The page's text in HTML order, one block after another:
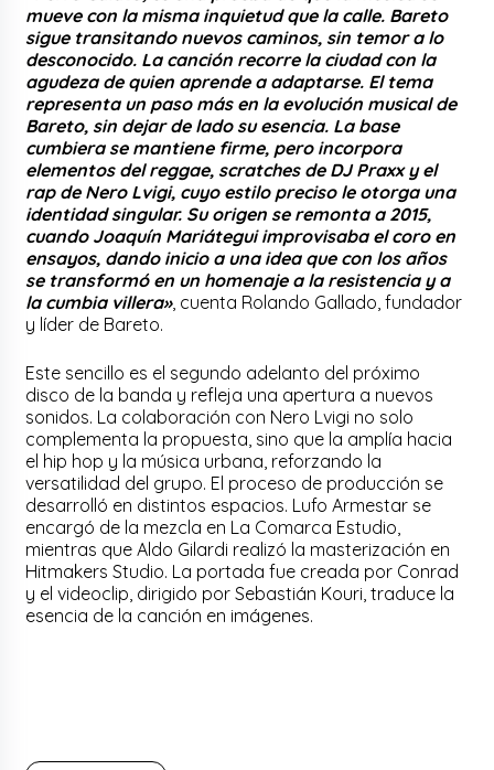
mueve con la misma inquietud que la calle. Bareto
sigue transitando nuevos caminos, sin temor a lo
desconocido. La canción recorre la ciudad con la
agudeza de quien aprende a adaptarse. El tema
representa un paso más en la evolución musical de
Bareto, sin dejar de lado su esencia. La base
cumbiera se mantiene firme, pero incorpora
elementos del reggae, scratches de DJ Praxx y el
rap de Nero Lvigi, cuyo estilo preciso le otorga una
identidad singular. Su origen se remonta a 2015,
cuando Joaquín Mariátegui improvisaba el coro en
ensayos, dando inicio a una idea que con los años
se transformó en un homenaje a la resistencia y a
la cumbia villera», cuenta Rolando Gallado, fundador
y líder de Bareto.
Este sencillo es el segundo adelanto del próximo
disco de la banda y refleja una apertura a nuevos
sonidos. La colaboración con Nero Lvigi no solo
complementa la propuesta, sino que la amplía hacia
el hip hop y la música urbana, reforzando la
versatilidad del grupo. El proceso de producción se
desarrolló en distintos espacios. Lufo Armestar se
encargó de la mezcla en La Comarca Estudio,
mientras que Aldo Gilardi realizó la masterización en
Hitmakers Studio. La portada fue creada por Conrad
y el videoclip, dirigido por Sebastián Kouri, traduce la
esencia de la canción en imágenes.